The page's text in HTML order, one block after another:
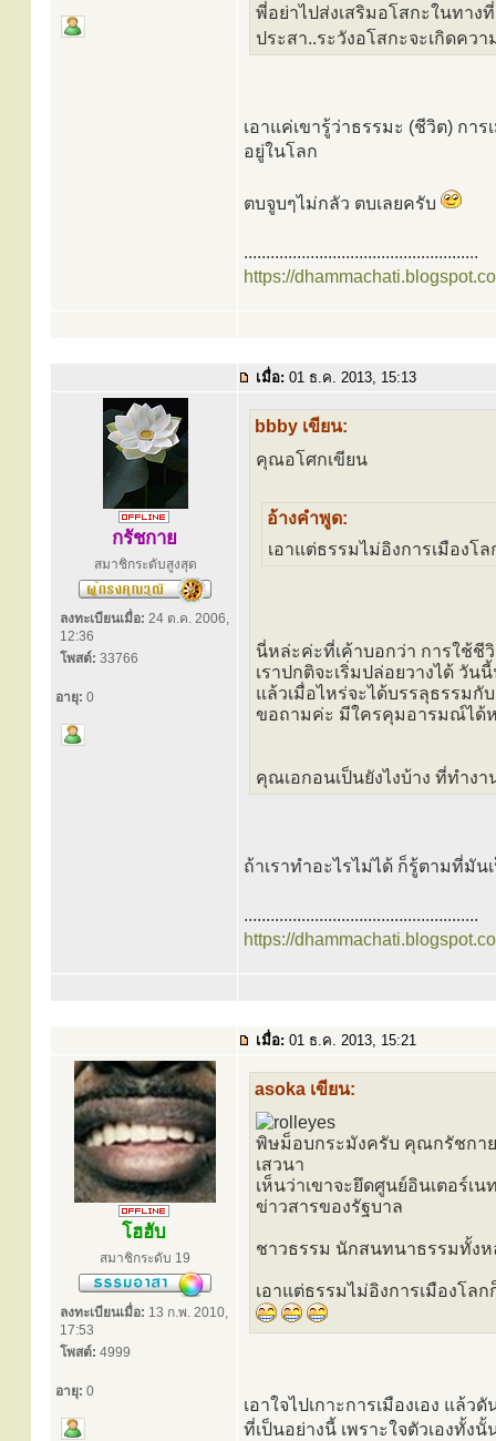
พี่อย่าไปส่งเสริมอโสกะในทาง
ประสา..ระวังอโสกะจะเกิดคว
เอาแค่เขารู้ว่าธรรมะ (ชีวิต) กา
อยู่ในโลก
ตบจูบๆไม่กลัว ตบเลยครับ
.....................................................
https://
เมื่อ: 01 ธ.ค. 2013, 15:13
กรัชกาย
สมาชิกระดับสูงสุด
ลงทะเบียนเมื่อ: 24 ต.ค. 2006,
12:36
โพสต์: 33766
อายุ: 0
bbby เขียน:
คุณอโศกเขียน
อ้างคำพูด:
เอาแต่ธรรมไม่อิงการเมืองโ
นี่หล่ะค่ะที่เค้าบอกว่า การใช้ชี
เราปกติจะเริ่มปล่อยวางได้ วัน
แล้วเมื่อไหร่จะได้บรรลุธรรมกับ
ขอถามค่ะ มีใครคุมอารมณ์ได้
คุณเอกอนเป็นยังไงบ้าง ที่ทำง
ถ้าเราทำอะไรไม่ได้ ก็รู้ตามที่มั
.....................................................
https://
เมื่อ: 01 ธ.ค. 2013, 15:21
โฮฮับ
สมาชิกระดับ 19
ลงทะเบียนเมื่อ: 13 ก.พ. 2010,
17:53
โพสต์: 4999
อายุ: 0
asoka เขียน:
พิษม็อบกระมังครับ คุณกรัชกาย
เสวนา
เห็นว่าเขาจะยึดศูนย์อินเตอร์
ข่าวสารของรัฐบาล
ชาวธรรม นักสนทนาธรรมทั้งห
เอาแต่ธรรมไม่อิงการเมืองโล
เอาใจไปเกาะการเมืองเอง แล้
ที่เป็นอย่างนี้ เพราะใจตัวเองทั้ง